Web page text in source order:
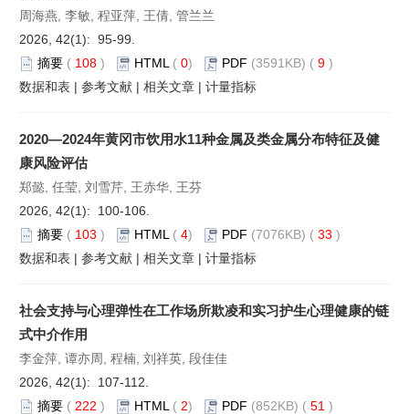
周海燕, 李敏, 程亚萍, 王倩, 管兰兰
2026, 42(1): 95-99.
摘要 ( 108 ) HTML ( 0) PDF (3591KB) ( 9 )
数据和表 | 参考文献 | 相关文章 | 计量指标
2020—2024年黄冈市饮用水11种金属及类金属分布特征及健
康风险评估
郑懿, 任莹, 刘雪芹, 王赤华, 王芬
2026, 42(1): 100-106.
摘要 ( 103 ) HTML ( 4) PDF (7076KB) ( 33 )
数据和表 | 参考文献 | 相关文章 | 计量指标
社会支持与心理弹性在工作场所欺凌和实习护生心理健康的链
式中介作用
李金萍, 谭亦周, 程楠, 刘祥英, 段佳佳
2026, 42(1): 107-112.
摘要 ( 222 ) HTML ( 2) PDF (852KB) ( 51 )